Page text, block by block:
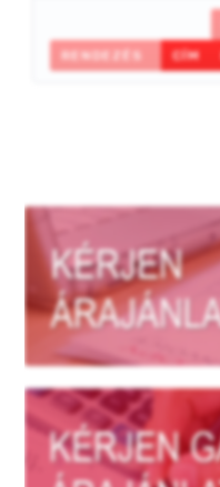
RENDEZÉS
CÍM